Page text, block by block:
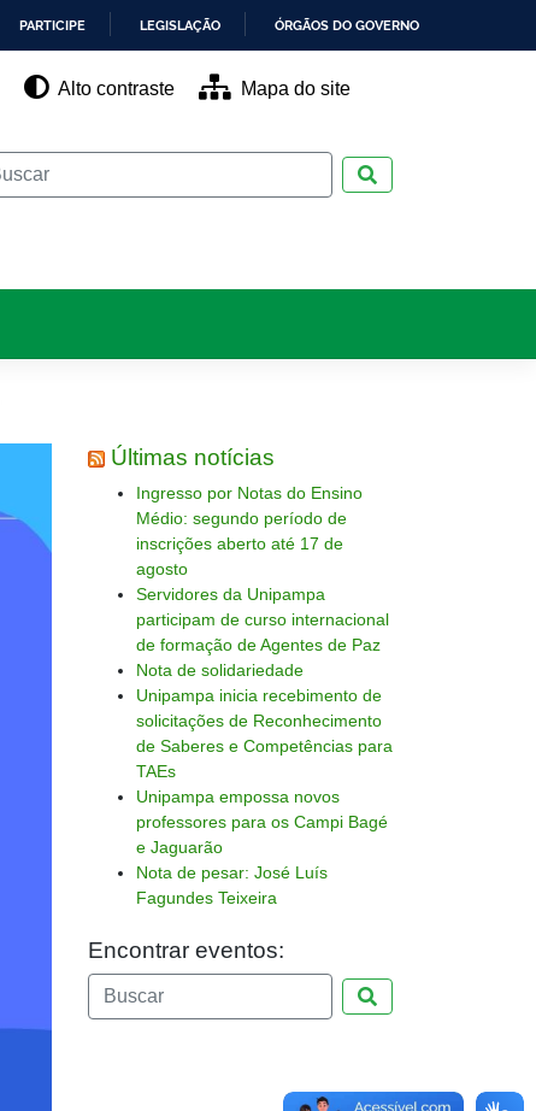
PARTICIPE LEGISLAÇÃO ÓRGÃOS DO GOVERNO
Alto contraste Mapa do site
Últimas notícias
Ingresso por Notas do Ensino
Médio: segundo período de
inscrições aberto até 17 de
agosto
Servidores da Unipampa
participam de curso internacional
de formação de Agentes de Paz
Nota de solidariedade
Unipampa inicia recebimento de
solicitações de Reconhecimento
de Saberes e Competências para
TAEs
Unipampa empossa novos
professores para os Campi Bagé
e Jaguarão
Nota de pesar: José Luís
Fagundes Teixeira
Encontrar eventos: